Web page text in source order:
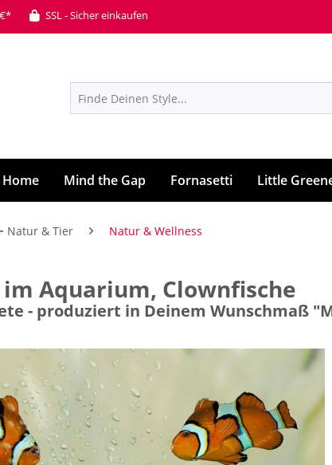
SSL - Sicher einkaufen
Home Mind the Gap Fornasetti Little
Natur & Tier Natur & Wellness
Aquarium, Clownfische
- produziert in Deinem Wunschmaß